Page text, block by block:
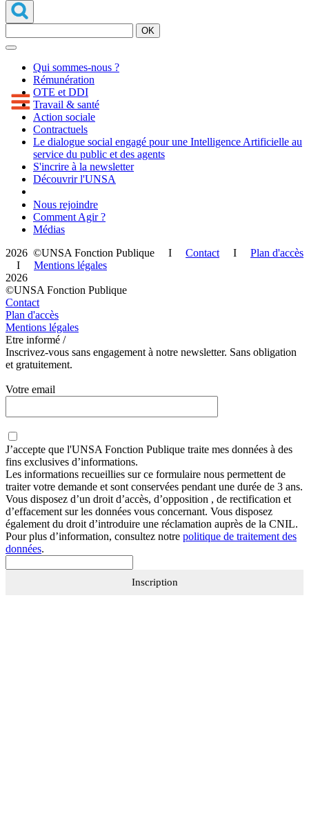
OK
Qui sommes-nous ?
Rémunération
OTE et DDI
Travail & santé
Action sociale
Contractuels
Le dialogue social engagé pour une Intelligence Artificielle au
service du public et des agents
S'incrire à la newsletter
Découvrir l'UNSA
Nous rejoindre
Comment Agir ?
Médias
2026 ©UNSA Fonction Publique I Contact I Plan d'accès
I Mentions légales
2026
©UNSA Fonction Publique
Contact
Plan d'accès
Mentions légales
Etre informé /
Inscrivez-vous sans engagement à notre newsletter. Sans obligation
et gratuitement.
Votre email
J’accepte que l'UNSA Fonction Publique traite mes données à des
fins exclusives d’informations.
Les informations recueillies sur ce formulaire nous permettent de
traiter votre demande et sont conservées pendant une durée de 3 ans.
Vous disposez d’un droit d’accès, d’opposition , de rectification et
d’effacement sur les données vous concernant. Vous disposez
également du droit d’introduire une réclamation auprès de la CNIL.
Pour plus d’information, consultez notre politique de traitement des
données.
Inscription